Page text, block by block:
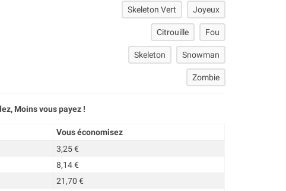
Skeleton Vert Joyeux
Citrouille Fou
Skeleton Snowman
Zombie
Moins vous payez !
Vous économisez
3,25 €
8,14 €
21,70 €